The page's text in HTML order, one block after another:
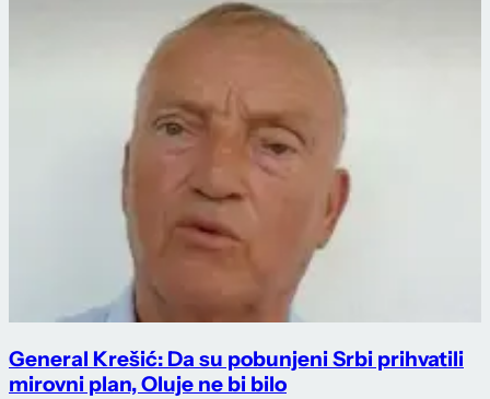
General Krešić: Da su pobunjeni Srbi prihvatili
mirovni plan, Oluje ne bi bilo